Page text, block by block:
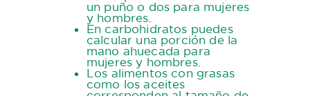
un puño o dos para mujeres
y hombres.
En carbohidratos puedes
calcular una porción de la
mano ahuecada para
mujeres y hombres.
Los alimentos con grasas
como los aceites